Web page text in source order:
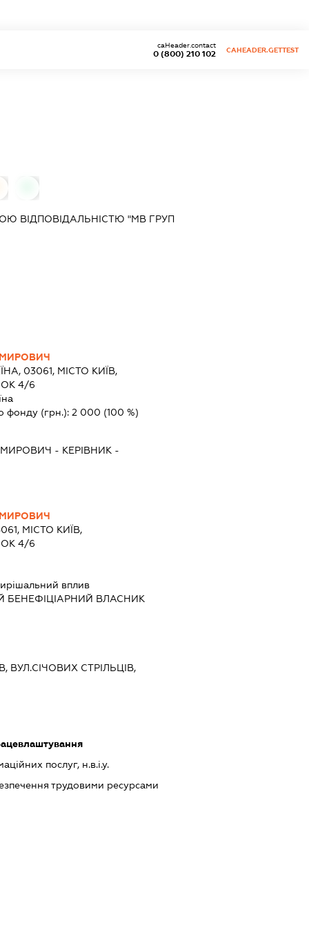
0 (800) 210 102
caHeader.contact
CAHEADER.GETTEST
ВІДПОВІДАЛЬНІСТЮ "МВ ГРУП
03061, МІСТО КИЇВ,
4/6
фонду (грн.): 2 000 (100 %)
- КЕРІВНИК -
МІСТО КИЇВ,
4/6
вплив
БЕНЕФІЦІАРНИЙ ВЛАСНИК
ВУЛ.СІЧОВИХ СТРІЛЬЦІВ,
послуг, н.в.і.у.
трудовими ресурсами